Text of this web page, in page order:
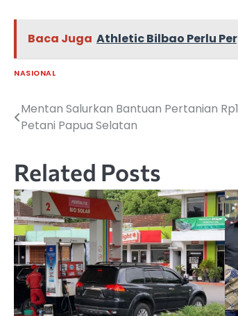
Baca Juga Athletic Bilbao Perlu
NASIONAL
Navigasi
Mentan Salurkan Bantuan Pertanian
Petani Papua Selatan
Related Posts